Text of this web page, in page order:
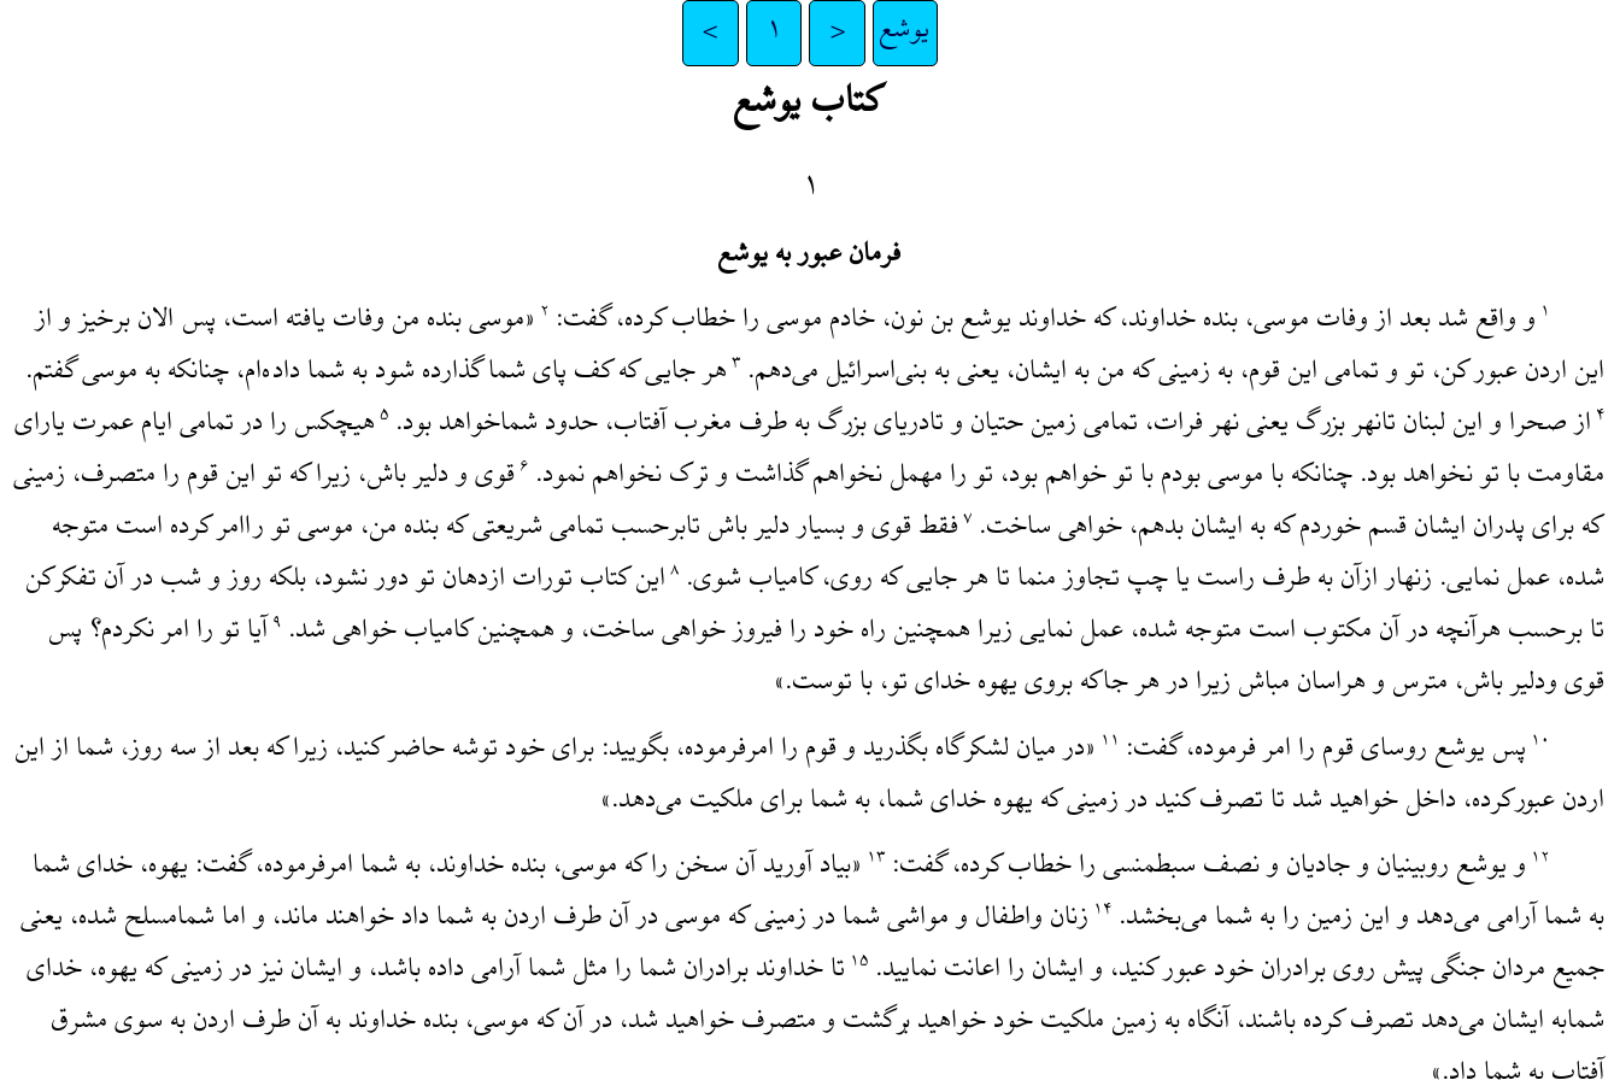
یوشع < ۱ >
کتاب یوشع
۱
فرمان عبور به یوشع
۱ و واقع شد بعد از وفات موسی، بنده خداوند، که خداوند یوشع بن نون، خادم موسی را خطاب کرده، گفت: ۲ «موسی بنده من وفات یافته است، پس الان برخیز و از
این اردن عبور کن، تو و تمامی این قوم، به زمینی که من به ایشان، یعنی به بنی‌اسرائیل می‌دهم. ۳هر جایی که کف پای شما گذارده شود به شما داده‌ام، چنانکه به موسی گفتم.
۴ از صحرا و این لبنان تانهر بزرگ یعنی نهر فرات، تمامی زمین حتیان و تادریای بزرگ به طرف مغرب آفتاب، حدود شماخواهد بود. ۵هیچکس را در تمامی ایام عمرت یارای
مقاومت با تو نخواهد بود. چنانکه با موسی بودم با تو خواهم بود، تو را مهمل نخواهم گذاشت و ترک نخواهم نمود. ۶قوی و دلیر باش، زیرا که تو این قوم را متصرف، زمینی
که برای پدران ایشان قسم خوردم که به ایشان بدهم، خواهی ساخت. ۷فقط قوی و بسیار دلیر باش تابرحسب تمامی شریعتی که بنده من، موسی تو راامر کرده است متوجه
شده، عمل نمایی. زنهار ازآن به طرف راست یا چپ تجاوز منما تا هر جایی که روی، کامیاب شوی. ۸این کتاب تورات ازدهان تو دور نشود، بلکه روز و شب در آن تفکرکن
تا برحسب هر‌آنچه در آن مکتوب است متوجه شده، عمل نمایی زیرا همچنین راه خود را فیروز خواهی ساخت، و همچنین کامیاب خواهی شد. ۹آیا تو را امر نکردم؟ پس
قوی ودلیر باش، مترس و هراسان مباش زیرا در هر جاکه بروی یهوه خدای تو، با توست.»
۱۰ پس یوشع روسای قوم را امر فرموده، گفت: ۱۱ «در میان لشکرگاه بگذرید و قوم را امرفرموده، بگویید: برای خود توشه حاضر کنید، زیرا که بعد از سه روز، شما از این
اردن عبورکرده، داخل خواهید شد تا تصرف کنید در زمینی که یهوه خدای شما، به شما برای ملکیت می‌دهد.»
۱۲ و یوشع روبینیان و جادیان و نصف سبطمنسی را خطاب کرده، گفت: ۱۳ «بیاد آورید آن سخن را که موسی، بنده خداوند، به شما امرفرموده، گفت: یهوه، خدای شما
به شما آرامی می‌دهد و این زمین را به شما می‌بخشد. ۱۴ زنان واطفال و مواشی شما در زمینی که موسی در آن طرف اردن به شما داد خواهند ماند، و اما شمامسلح شده، یعنی
جمیع مردان جنگی پیش روی برادران خود عبور کنید، و ایشان را اعانت نمایید. ۱۵ تا خداوند برادران شما را مثل شما آرامی داده باشد، و ایشان نیز در زمینی که یهوه، خدای
شمابه ایشان می‌دهد تصرف کرده باشند، آنگاه به زمین ملکیت خود خواهید برگشت و متصرف خواهید شد، در آن که موسی، بنده خداوند به آن طرف اردن به سوی مشرق